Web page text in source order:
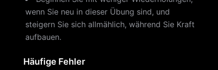
wenn Sie neu in dieser Übung sind, und
steigern Sie sich allmählich, während Sie Kraft
aufbauen.
Häufige Fehler